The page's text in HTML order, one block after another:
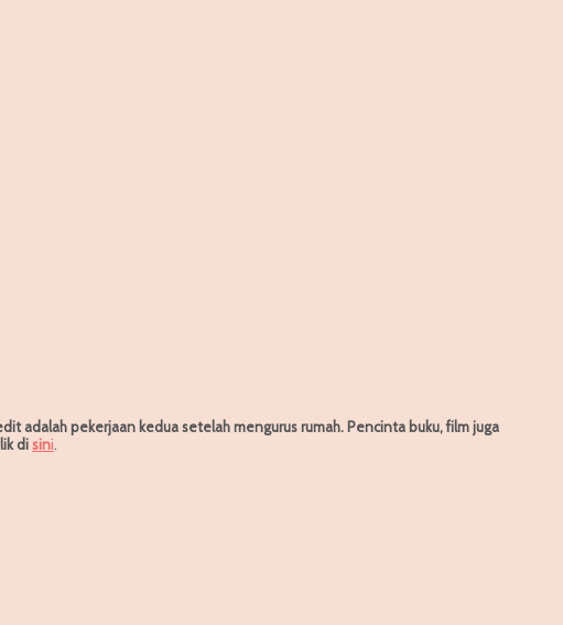
adalah pekerjaan kedua setelah mengurus rumah. Pencinta buku, film juga
disini.